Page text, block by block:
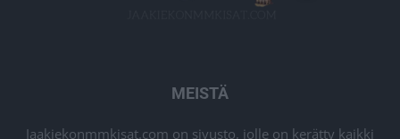
MEISTÄ
Jaakiekonmmkisat.com on sivusto, jolle on kerätty kaikki